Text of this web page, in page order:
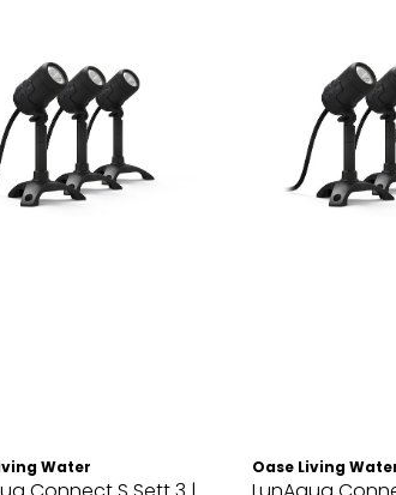
Water Oase Living